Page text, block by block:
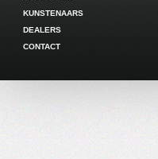
KUNSTENAARS
DEALERS
CONTACT